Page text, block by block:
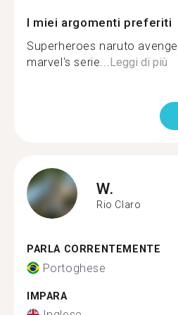
I miei argomenti preferiti
Superheroes naruto
marvel's serie...Leggi di più
W.
Rio Claro
PARLA CORRENTEMENTE
Portoghese
IMPARA